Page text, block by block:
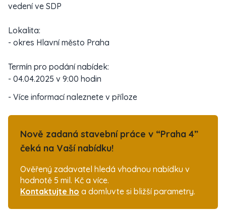
vedení ve SDP
Lokalita:
- okres Hlavní město Praha
Termín pro podání nabídek:
- 04.04.2025 v 9:00 hodin
- Více informací naleznete v příloze
Nově zadaná stavební práce v “Praha 4”
čeká na Vaší nabídku!
Ověřený zadavatel hledá vhodnou nabídku v
hodnotě 5 mil. Kč a více.
Kontaktujte ho a domluvte si bližší parametry.